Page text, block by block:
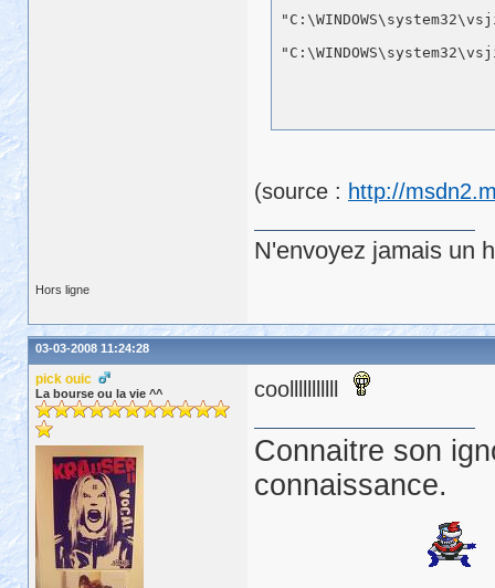
(source : http://
N'envoyez jamais un
Hors ligne
03-03-2008 11:24:28
pick ouic
La bourse ou la vie ^^ coolllllllllll
Connaitre son
connaissance.